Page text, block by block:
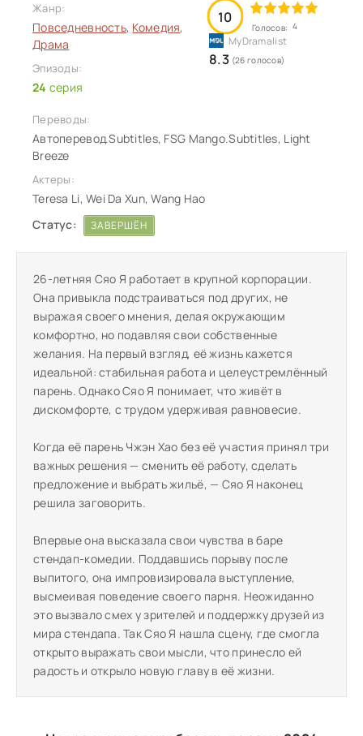
Жанр:
Повседневность, Комедия,
Драма
Эпизоды:
24 серия
10
Голосов: 4
8.3 (26 голосов)
Переводы:
Автоперевод.Subtitles, FSG Mango.Subtitles, Light
Breeze
Актеры:
Teresa Li, Wei Da Xun, Wang Hao
Статус:
ЗАВЕРШЁН
26-летняя Сяо Я работает в крупной корпорации.
Она привыкла подстраиваться под других, не
выражая своего мнения, делая окружающим
комфортно, но подавляя свои собственные
желания. На первый взгляд, её жизнь кажется
идеальной: стабильная работа и целеустремлённый
парень. Однако Сяо Я понимает, что живёт в
дискомфорте, с трудом удерживая равновесие.
Когда её парень Чжэн Хао без её участия принял три
важных решения — сменить её работу, сделать
предложение и выбрать жильё, — Сяо Я наконец
решила заговорить.
Впервые она высказала свои чувства в баре
стендап-комедии. Поддавшись порыву после
выпитого, она импровизировала выступление,
высмеивая поведение своего парня. Неожиданно
это вызвало смех у зрителей и поддержку друзей из
мира стендапа. Так Сяо Я нашла сцену, где смогла
открыто выражать свои мысли, что принесло ей
радость и открыло новую главу в её жизни.